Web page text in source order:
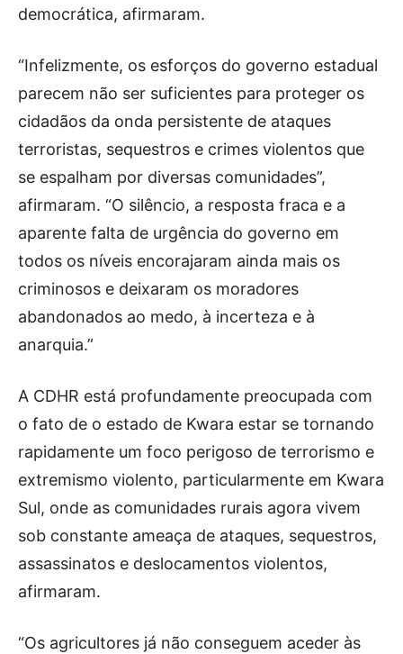
democrática, afirmaram.
“Infelizmente, os esforços do governo estadual
parecem não ser suficientes para proteger os
cidadãos da onda persistente de ataques
terroristas, sequestros e crimes violentos que
se espalham por diversas comunidades”,
afirmaram. “O silêncio, a resposta fraca e a
aparente falta de urgência do governo em
todos os níveis encorajaram ainda mais os
criminosos e deixaram os moradores
abandonados ao medo, à incerteza e à
anarquia.”
A CDHR está profundamente preocupada com
o fato de o estado de Kwara estar se tornando
rapidamente um foco perigoso de terrorismo e
extremismo violento, particularmente em Kwara
Sul, onde as comunidades rurais agora vivem
sob constante ameaça de ataques, sequestros,
assassinatos e deslocamentos violentos,
afirmaram.
“Os agricultores já não conseguem aceder às